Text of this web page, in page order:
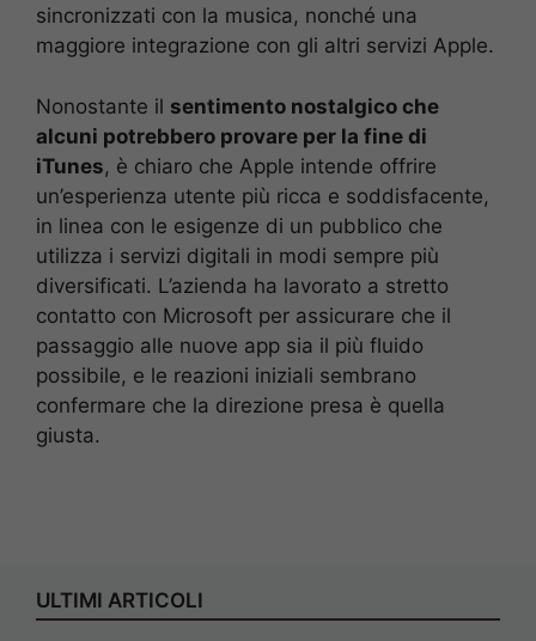
sincronizzati con la musica, nonché una
maggiore integrazione con gli altri servizi Apple.
Nonostante il sentimento nostalgico che
alcuni potrebbero provare per la fine di
iTunes, è chiaro che Apple intende offrire
un’esperienza utente più ricca e soddisfacente,
in linea con le esigenze di un pubblico che
utilizza i servizi digitali in modi sempre più
diversificati. L’azienda ha lavorato a stretto
contatto con Microsoft per assicurare che il
passaggio alle nuove app sia il più fluido
possibile, e le reazioni iniziali sembrano
confermare che la direzione presa è quella
giusta.
ULTIMI ARTICOLI